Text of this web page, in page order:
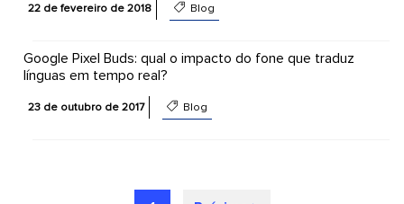
22 de fevereiro de 2018 Blog
Google Pixel Buds: qual o impacto do fone que traduz
línguas em tempo real?
23 de outubro de 2017 Blog